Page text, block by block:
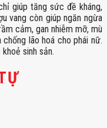
giúp tăng sức đề kháng,
vang còn giúp ngăn ngừa
cảm, gan nhiễm mỡ, mù
lão hoá cho phái nữ.
sinh sản.